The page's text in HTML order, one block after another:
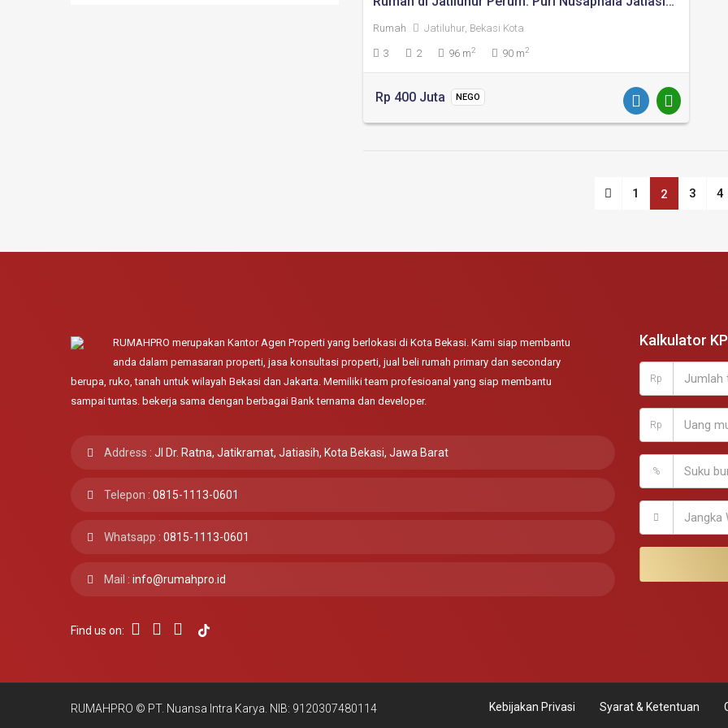
Rumah Jatiluhur, Bekasi Kota
3 2 96 m2 90 m2
Rp 400 Juta NEGO
1 2 3 4
RUMAHPRO merupakan Kantor Agen Properti yang berlokasi di Kota Bekasi. Kami siap membantu
anda dalam pemasaran properti, jasa konsultasi properti, jual beli rumah primary dan secondary
berupa, ruko, tanah untuk wilayah Bekasi dan Jakarta. Memiliki team profesioanal yang siap membantu
sampai tuntas. bekerja sama dengan berbagai Bank ternama dan developer.
Address : Jl Dr. Ratna, Jatikramat, Jatiasih, Kota Bekasi, Jawa Barat
Telepon : 0815-1113-0601
Whatsapp : 0815-1113-0601
Mail : info@rumahpro.id
Find us on:
Kalkulator
Rp
Rp
%
RUMAHPRO © PT. Nuansa Intra Karya. NIB: 9120307480114 Kebijakan Privasi Syarat & Ketentuan